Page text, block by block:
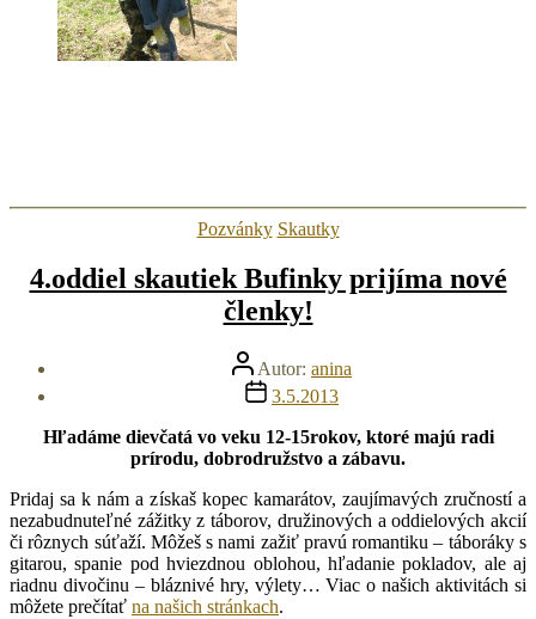
Kategórie
Pozvánky Skautky
4.oddiel skautiek Bufinky prijíma nové
členky!
Autor
článku
Autor: anina
Dátum
článku
3.5.2013
Hľadáme dievčatá vo veku 12-15rokov, ktoré majú radi
prírodu, dobrodružstvo a zábavu.
Pridaj sa k nám a získaš kopec kamarátov, zaujímavých zručností a
nezabudnuteľné zážitky z táborov, družinových a oddielových akcií
či rôznych súťaží. Môžeš s nami zažiť pravú romantiku – táboráky s
gitarou, spanie pod hviezdnou oblohou, hľadanie pokladov, ale aj
riadnu divočinu – bláznivé hry, výlety… Viac o našich aktivitách si
môžete prečítať na našich stránkach.